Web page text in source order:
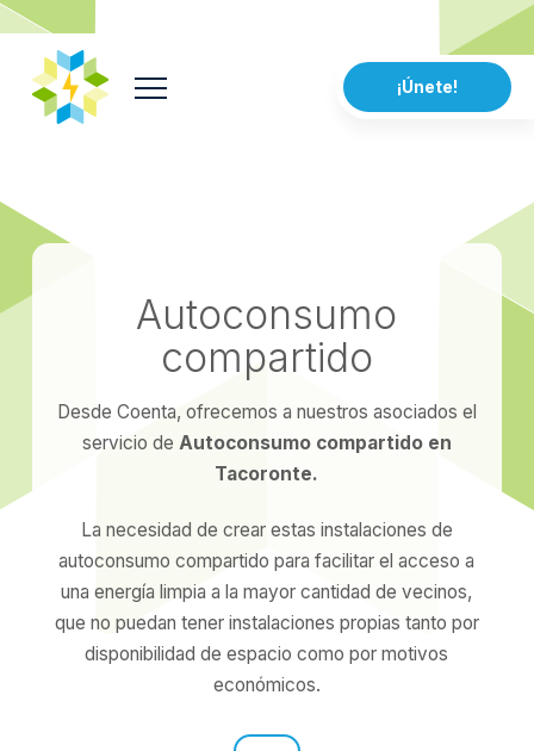
¡Únete!
Autoconsumo
compartido
Desde Coenta, ofrecemos a nuestros asociados el
servicio de Autoconsumo compartido en
Tacoronte.
La necesidad de crear estas instalaciones de
autoconsumo compartido para facilitar el acceso a
una energía limpia a la mayor cantidad de vecinos,
que no puedan tener instalaciones propias tanto por
disponibilidad de espacio como por motivos
económicos.